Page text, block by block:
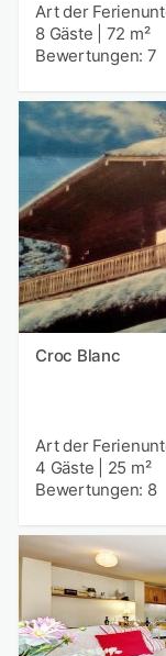
Art der
8 Gäste
72 m²
Bewertungen: 7
Croc Blanc
Art der
4 Gäste
25 m²
Bewertungen: 8